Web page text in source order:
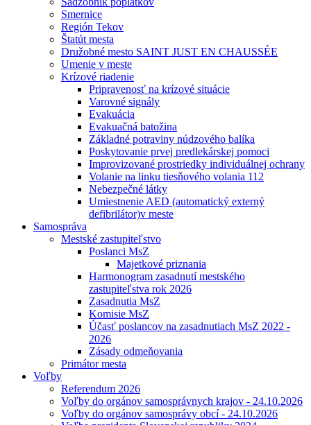
Smernice
Región Tekov
Štatút mesta
Družobné mesto SAINT JUST EN CHAUSSÉE
Umenie v meste
Krízové riadenie
Pripravenosť na krízové situácie
Varovné signály
Evakuácia
Evakuačná batožina
Základné potraviny núdzového balíka
Poskytovanie prvej predlekárskej pomoci
Improvizované prostriedky individuálnej ochrany
Volanie na linku tiesňového volania 112
Nebezpečné látky
Umiestnenie AED (automatický externý
defibrilátor)v meste
Samospráva
Mestské zastupiteľstvo
Poslanci MsZ
Majetkové priznania
Harmonogram zasadnutí mestského
zastupiteľstva rok 2026
Zasadnutia MsZ
Komisie MsZ
Účasť poslancov na zasadnutiach MsZ 2022 -
2026
Zásady odmeňovania
Primátor mesta
Voľby
Referendum 2026
Voľby do orgánov samosprávnych krajov - 24.10.2026
Voľby do orgánov samosprávy obcí - 24.10.2026